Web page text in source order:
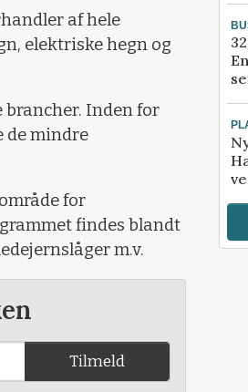
af hele
elektriske hegn og
brancher. Inden for
de mindre
for
findes blandt
m.v.
Tilmeld